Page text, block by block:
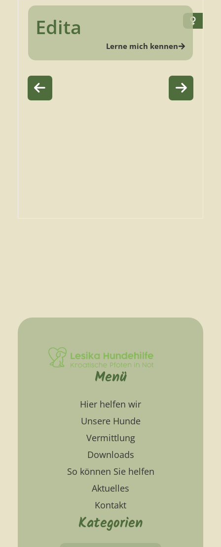
Edita
Lerne mich kennen
Menü
Hier helfen wir
Unsere Hunde
Vermittlung
Downloads
So können Sie helfen
Aktuelles
Kontakt
Kategorien